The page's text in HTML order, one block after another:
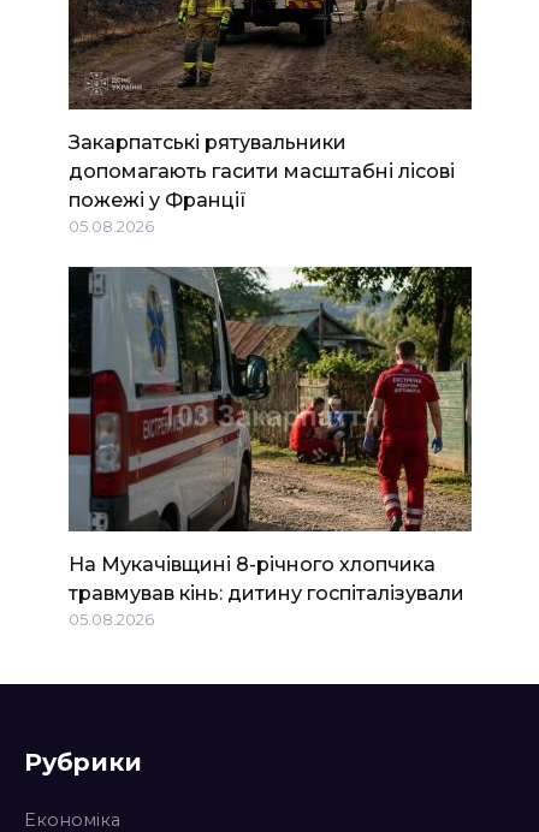
Закарпатські рятувальники
допомагають гасити масштабні лісові
пожежі у Франції
05.08.2026
На Мукачівщині 8-річного хлопчика
травмував кінь: дитину госпіталізували
05.08.2026
Рубрики
Економіка